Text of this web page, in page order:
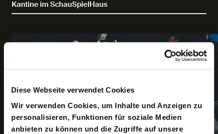
Diese Webseite verwendet Cookies
Wir verwenden Cookies, um Inhalte und Anzeigen zu
personalisieren, Funktionen für soziale Medien
anbieten zu können und die Zugriffe auf unsere
Kantine im SchauSpielHaus